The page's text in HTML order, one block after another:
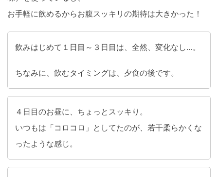
お手軽に飲めるからお腹スッキリの期待は大きかった！
飲みはじめて１日目～３日目は、全然、変化なし…。
ちなみに、飲むタイミングは、夕食の後です。
４日目のお昼に、ちょっとスッキり。
いつもは「コロコロ」としてたのが、若干柔らかくな
ったような感じ。